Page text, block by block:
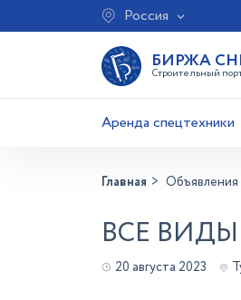
Россия
БИРЖА
Строительный
Аренда спецтехники
Главная Объявления
ВСЕ
20 августа 2023